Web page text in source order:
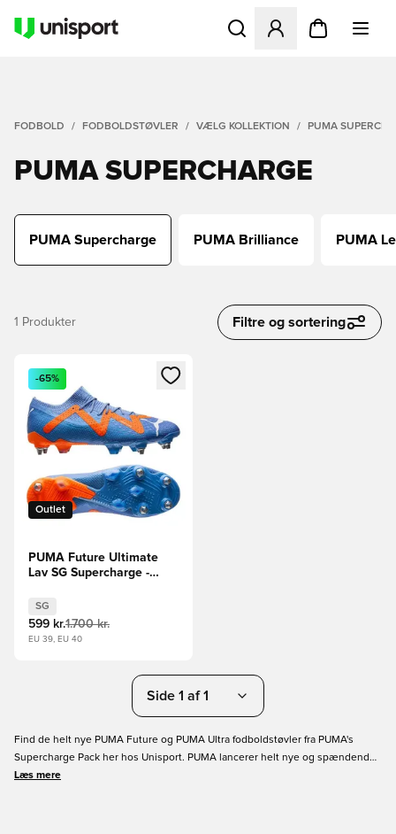
Åbner en Modal til at
FODBOLD FODBOLDSTØVLER VÆLG KOLLEKTION PUMA
PUMA SUPERCHARGE
PUMA Supercharge PUMA Brilliance PUMA
1 Produkter Filtre og sortering
Åbner en Modal til at logge ind eller tilmelde dig som
Outlet
-65%
PUMA Future Ultimate
Lav SG Supercharge -
SG
599 kr.1.700 kr.
EU 39, EU 40
Side 1 af 1
Find de helt nye PUMA Future og PUMA Ultra fodboldstøvler fra PUMA's
Supercharge Pack her hos Unisport. PUMA lancerer helt nye og spændende
farvevarianter som giver dig muligheden for at skille dig ud på banen.
Læs mere